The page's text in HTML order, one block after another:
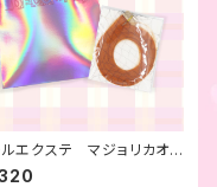
エクステ マジョリカオレ
4本セット